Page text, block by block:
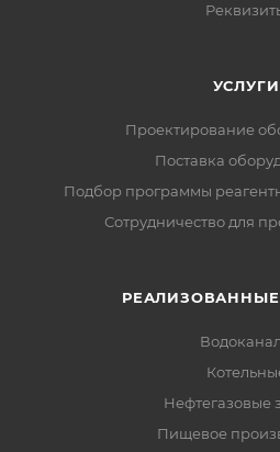
УСЛУГИ
Проектирование
Поставка
Подбор программы
Сотрудничество для
Нефтегазовые
Пищевое